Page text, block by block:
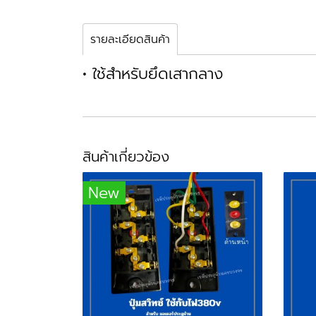
รายละเอียดสินค้า
• ใช้สำหรับยึดเสากลาง
สินค้าเกี่ยวข้อง
New